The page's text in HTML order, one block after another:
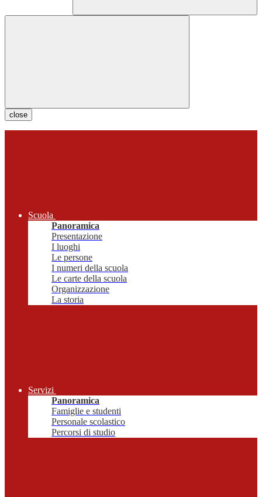
close
Scuola
Panoramica
Presentazione
I luoghi
Le persone
I numeri della scuola
Le carte della scuola
Organizzazione
La storia
Servizi
Panoramica
Famiglie e studenti
Personale scolastico
Percorsi di studio